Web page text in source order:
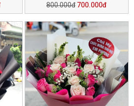
800.000đ 700.000đ